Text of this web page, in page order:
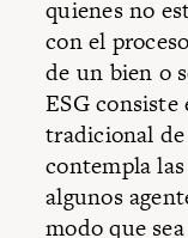
quienes no
con el
de un bien o
ESG
tradicional
contempla
algunos
modo que